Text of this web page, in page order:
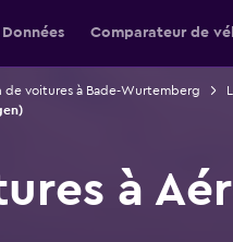
Données Comparateur de
de voitures à Bade-Wurtemberg
à